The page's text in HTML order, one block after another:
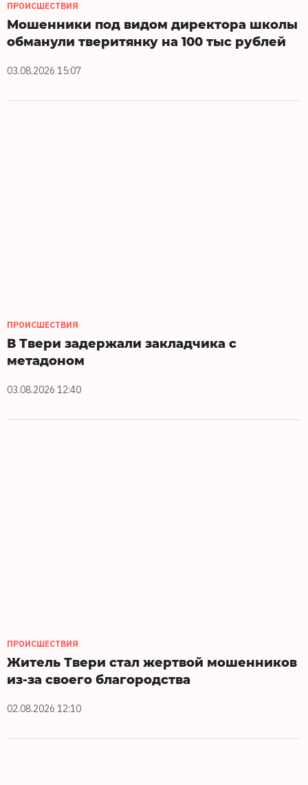
ПРОИСШЕСТВИЯ
Мошенники под видом директора школы
обманули тверитянку на 100 тыс рублей
03.08.2026 15:07
ПРОИСШЕСТВИЯ
В Твери задержали закладчика с
метадоном
03.08.2026 12:40
ПРОИСШЕСТВИЯ
Житель Твери стал жертвой мошенников
из-за своего благородства
02.08.2026 12:10